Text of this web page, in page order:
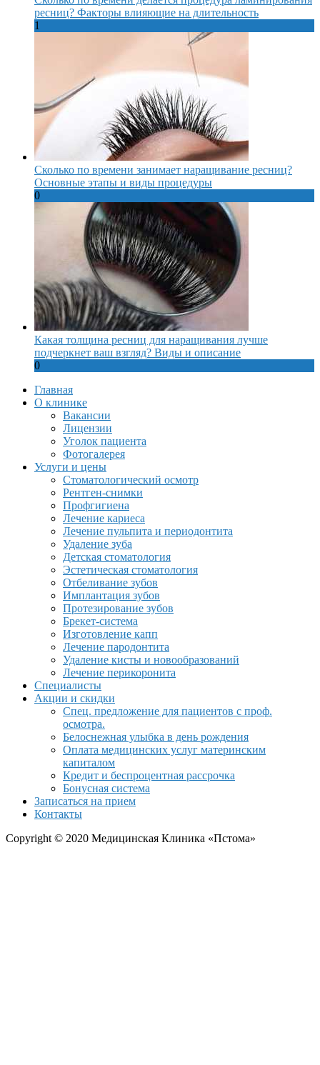
ресниц? Факторы влияющие на длительность
1
Сколько по времени занимает наращивание ресниц?
Основные этапы и виды процедуры
0
Какая толщина ресниц для наращивания лучше
подчеркнет ваш взгляд? Виды и описание
0
Главная
О клинике
Вакансии
Лицензии
Уголок пациента
Фотогалерея
Услуги и цены
Стоматологический осмотр
Рентген-снимки
Профгигиена
Лечение кариеса
Лечение пульпита и периодонтита
Удаление зуба
Детская стоматология
Эстетическая стоматология
Отбеливание зубов
Имплантация зубов
Протезирование зубов
Брекет-система
Изготовление капп
Лечение пародонтита
Удаление кисты и новообразований
Лечение перикоронита
Специалисты
Акции и скидки
Спец. предложение для пациентов с проф.
осмотра.
Белоснежная улыбка в день рождения
Оплата медицинских услуг материнским
капиталом
Кредит и беспроцентная рассрочка
Бонусная система
Записаться на прием
Контакты
Copyright © 2020 Медицинская Клиника «Пстома»